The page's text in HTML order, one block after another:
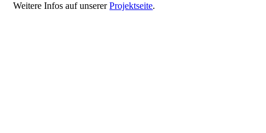
Weitere Infos auf unsererProjektseite.